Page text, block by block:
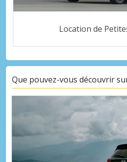
Location de
Que pouvez-vous découvrir